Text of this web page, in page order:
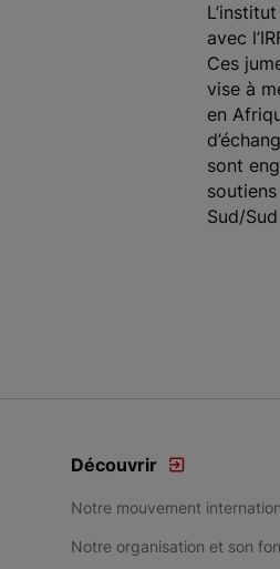
avec
Ces
vise à
en
sont
Sud/
Découvrir
Notre mouvement
Notre organisation et son